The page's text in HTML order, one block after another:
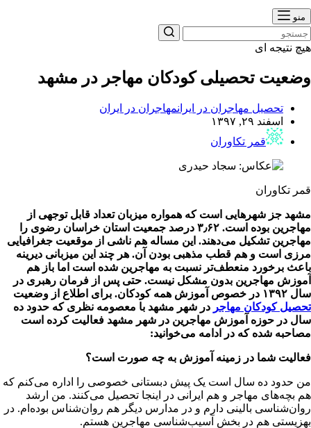
منو
هیچ نتیجه ای
وضعیت تحصیلی کودکان مهاجر در مشهد
تحصیل مهاجران در ایرانمهاجران در ایران
اسفند ۲۹, ۱۳۹۷
قمر تکاوران
قمر تکاوران
مشهد جز شهر‌هایی است که همواره میزبان تعداد قابل توجهی از
مهاجرین بوده است. ۳٫۶۲ درصد جمعیت استان خراسان رضوی را
مهاجرین تشکیل می‌دهند. این مساله هم ناشی از موقعیت جغرافیایی
مرزی است و هم قطب مذهبی بودن آن. هر چند این میزبانی دیرینه
باعث برخورد منعطف‌تر نسبت به مهاجرین شده است اما باز هم
آموزش مهاجرین بدون مشکل نیست. حتی پس از فرمان رهبری در
سال ۱۳۹۲ در خصوص آموزش همه کودکان. برای اطلاع از وضعیت
تحصیل کودکان مهاجر در شهر مشهد با معصومه نظری که حدود ده
سال در حوزه آموزش مهاجرین در شهر مشهد فعالیت کرده است
مصاحبه شده که در ادامه می‌خوانید:
فعالیت شما در زمینه آموزش به چه صورت است؟
من حدود ده سال است یک پیش دبستانی خصوصی را اداره می‌کنم که
هم بچه‌های مهاجر و هم ایرانی در اینجا تحصیل می‌کنند. من ارشد
روان‌شناسی بالینی دارم و در مدارس دیگر هم روان‌شناس بوده‌ام. در
بهزیستی هم در بخش آسیب‌شناسی مهاجرین هستم.